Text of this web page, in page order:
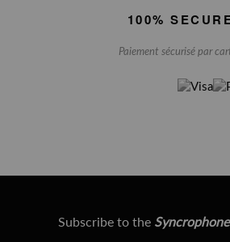
100%
Paiement sécurisé par
Subscribe to the